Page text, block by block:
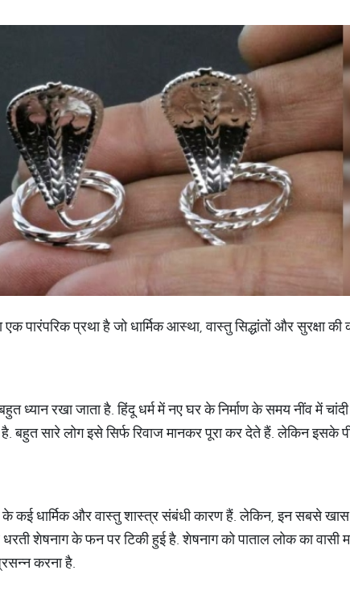
पारंपरिक प्रथा है जो धार्मिक आस्था, वास्तु सिद्धांतों और सुरक्षा
ध्यान रखा जाता है. हिंदू धर्म में नए घर के निर्माण के समय नींव में
बहुत सारे लोग इसे सिर्फ रिवाज मानकर पूरा कर देते हैं. लेकिन इसके
के कई धार्मिक और वास्तु शास्त्र संबंधी कारण हैं. लेकिन, इन सबसे
शेषनाग के फन पर टिकी हुई है. शेषनाग को पाताल लोक का वासी
करना है.